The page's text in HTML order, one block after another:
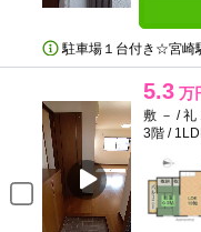
駐車場１台付き☆宮崎
5.3 万
敷 － / 礼
3階 /